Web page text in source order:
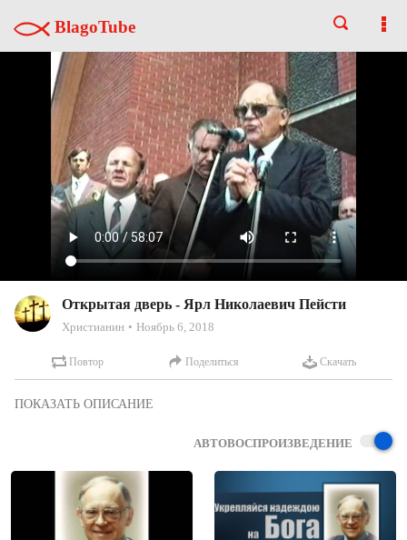
BlagoTube
Открытая дверь - Ярл Николаевич Пейсти
Христианин Ноябрь 6, 2018
Повтор Поделиться Скачать
Ярл Пейсти - истиный раб Иисуса христа. Ярл Пейсти, основатель
целостностью в представлении библейских истин.
АВТОВОСПРОИЗВЕДЕНИЕ